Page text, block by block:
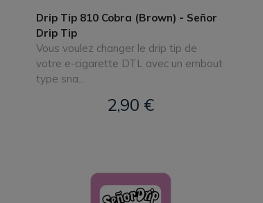
Drip Tip 810 Cobra (Brown) - Señor
Drip Tip
Vous voulez changer le drip tip de
votre e-cigarette DTL avec un embout
type sna...
2,90 €